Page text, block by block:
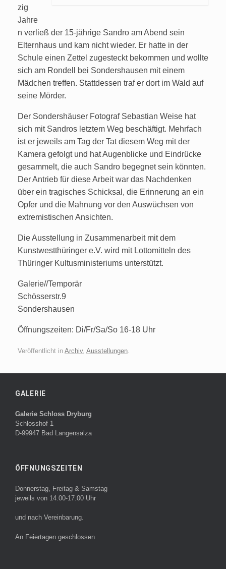
zig
Jahre
n verließ der 15-jährige Sandro am Abend sein
Elternhaus und kam nicht wieder. Er hatte in der
Schule einen Zettel zugesteckt bekommen und wollte
sich am Rondell bei Sondershausen mit einem
Mädchen treffen. Stattdessen traf er dort im Wald auf
seine Mörder.
Der Sondershäuser Fotograf Sebastian Weise hat
sich mit Sandros letztem Weg beschäftigt. Mehrfach
ist er jeweils am Tag der Tat diesem Weg mit der
Kamera gefolgt und hat Augenblicke und Eindrücke
gesammelt, die auch Sandro begegnet sein könnten.
Der Antrieb für diese Arbeit war das Nachdenken
über ein tragisches Schicksal, die Erinnerung an ein
Opfer und die Mahnung vor den Auswüchsen von
extremistischen Ansichten.
Die Ausstellung in Zusammenarbeit mit dem
Kunstwestthüringer e.V. wird mit Lottomitteln des
Thüringer Kultusministeriums unterstützt.
Galerie//Temporär
Schösserstr.9
Sondershausen
Öffnungszeiten: Di/Fr/Sa/So 16-18 Uhr
Veröffentlicht in Archiv, Ausstellungen
GALERIE
Galerie Schloss Dryburg
Schlosshof 1
D-99947 Bad Langensalza
ÖFFNUNGSZEITEN
Donnerstag, Freitag & Samstag
jeweils von 14.00-17.00 Uhr
und nach Vereinbarung.
An Feiertagen geschlossen